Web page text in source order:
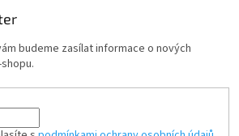
budeme zasílat informace o nových